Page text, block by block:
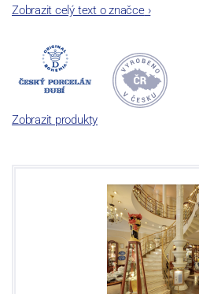
rámečku.
počet jeho dílů v cibulovém provedení
jsou garantovány Asociací
České republiky jako „Český výrobek
Zobrazit celý text o značce›
Zobrazit produkty